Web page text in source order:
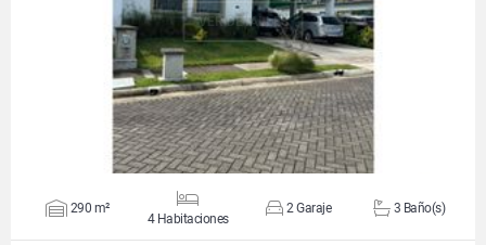
VER DETALLES
290 m²
4 Habitaciones
2 Garaje 3 Baño(s)